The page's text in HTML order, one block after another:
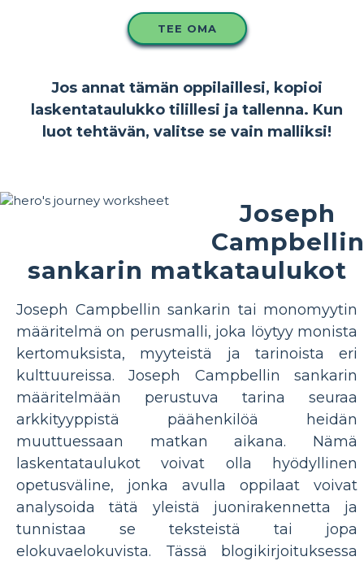
TEE OMA
Jos annat tämän oppilaillesi, kopioi
laskentataulukko tilillesi ja tallenna. Kun
luot tehtävän, valitse se vain malliksi!
Joseph
Campbellin
sankarin matkataulukot
Joseph Campbellin sankarin tai monomyytin
määritelmä on perusmalli, joka löytyy monista
kertomuksista, myyteistä ja tarinoista eri
kulttuureissa. Joseph Campbellin sankarin
määritelmään perustuva tarina seuraa
arkkityyppistä päähenkilöä heidän
muuttuessaan matkan aikana. Nämä
laskentataulukot voivat olla hyödyllinen
opetusväline, jonka avulla oppilaat voivat
analysoida tätä yleistä juonirakennetta ja
tunnistaa se teksteistä tai jopa
elokuvaelokuvista. Tässä blogikirjoituksessa